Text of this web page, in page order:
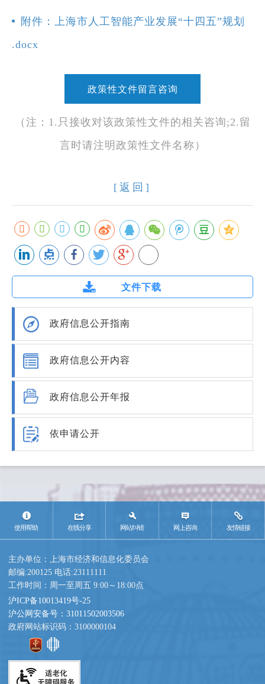
附件：上海市人工智能产业发展“十四五”规划
.docx
政策性文件留言咨询
（注：1.只接收对该政策性文件的相关咨询;2.留
言时请注明政策性文件名称）
[返回]
文件下载
政府信息公开指南
政府信息公开内容
政府信息公开年报
依申请公开
使用帮助 在线分享 网站纠错 网上咨询 友情链接
主办单位：上海市经济和信息化委员会
邮编:200125 电话:23111111
工作时间：周一至周五 9:00～18:00点
沪ICP备10013419号-25
沪公网安备号：31011502003506
政府网站标识码：3100000104